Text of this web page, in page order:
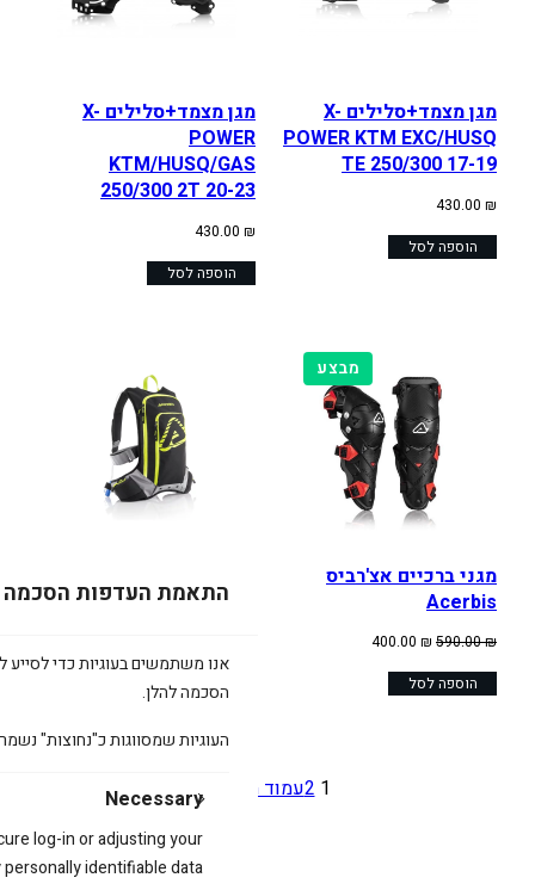
התאמת העדפות הסכמה
אנו משתמשים בעוגיות כדי לסייע
הסכמה להלן.
העוגיות שמסווגות כ"נחוצות"
Necessary
log-in or adjusting your
identifiable data.
מגן מצמד+סלילים X-
POWER KTM EXC/HUSQ
TE 250/300 17-19
430.00 ₪
הוספה לסל
מגן מצמד+סלילים X-
POWER
KTM/HUSQ/GAS
250/300 2T 20-23
430.00 ₪
הוספה לסל
מבצע
במבצע
מגני ברכיים אצ'רביס
Acerbis
590.00₪
המחיר
היה:
400.00 ₪
המחיר
הוספה לסל
STROME
הוספה לסל
1
2עמוד הבא